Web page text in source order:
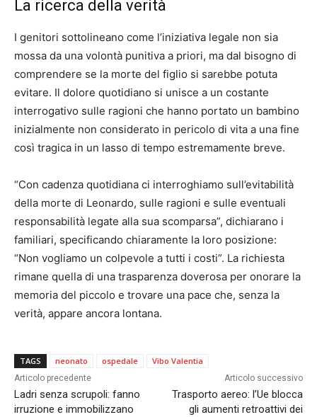
La ricerca della verità
I genitori sottolineano come l’iniziativa legale non sia
mossa da una volontà punitiva a priori, ma dal bisogno di
comprendere se la morte del figlio si sarebbe potuta
evitare. Il dolore quotidiano si unisce a un costante
interrogativo sulle ragioni che hanno portato un bambino
inizialmente non considerato in pericolo di vita a una fine
così tragica in un lasso di tempo estremamente breve.
“Con cadenza quotidiana ci interroghiamo sull’evitabilità
della morte di Leonardo, sulle ragioni e sulle eventuali
responsabilità legate alla sua scomparsa”, dichiarano i
familiari, specificando chiaramente la loro posizione:
“Non vogliamo un colpevole a tutti i costi”. La richiesta
rimane quella di una trasparenza doverosa per onorare la
memoria del piccolo e trovare una pace che, senza la
verità, appare ancora lontana.
TAGS neonato ospedale Vibo Valentia
Articolo precedente
Ladri senza scrupoli: fanno
irruzione e immobilizzano
Articolo successivo
Trasporto aereo: l’Ue blocca
gli aumenti retroattivi dei